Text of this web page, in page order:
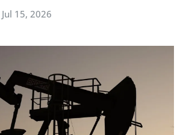
Jul 15, 2026